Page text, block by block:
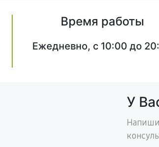
Время работы
Ежедневно, с 10:00 до
У